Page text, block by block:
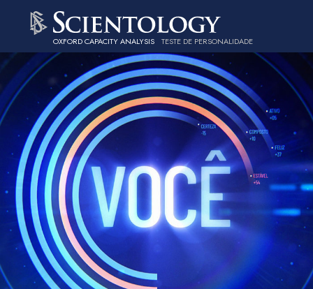
OXFORD CAPACITY ANALYSIS TESTE DE PERSONALIDADE